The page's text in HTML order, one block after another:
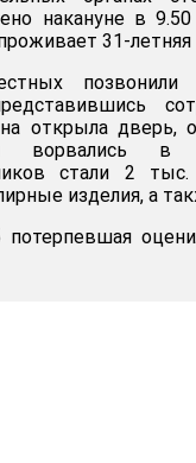
накануне в
31-
открыла дверь,
ворвались в
стали 2
изделия, а